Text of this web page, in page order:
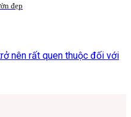
đẹp
nên rất quen thuộc đối với